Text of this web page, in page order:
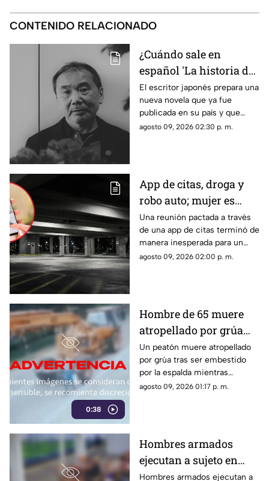
CONTENIDO RELACIONADO
¿Cuándo sale en
español 'La historia de
Kaho', la nueva novela
de Haruki Murakami?
El escritor japonés prepara una
nueva novela que ya fue
publicada en su país y que
apunta a llegar a los lectores
agosto 09, 2026 02:30 p. m.
App de citas, droga y
robo auto; mujer es
vinculada a proceso
por asalto tras
encuentro en hotel
Una reunión pactada a través
de una app de citas terminó de
manera inesperada para un
hombre, quien al recuperar el
agosto 09, 2026 02:00 p. m.
0:38
Hombre de 65 muere
atropellado por grúa
tras ser embestido |
VIDEO
Un peatón muere atropellado
por grúa tras ser embestido
por la espalda mientras
caminaba. El hombre de 65
agosto 09, 2026 01:17 p. m.
Hombres armados
ejecutan a sujeto en
club de fútbol | VIDEO
Hombres armados ejecutan a